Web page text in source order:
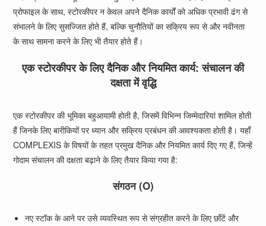
प्रोफाइल के साथ, स्टोरकीपर न केवल अपने दैनिक कार्यों को अधिक प्रभावी ढंग से
संभालने के लिए सुसज्जित होते हैं, बल्कि चुनौतियों का सक्रिय रूप से और नवीनता
के साथ सामना करने के लिए भी तैयार होते हैं।
एक स्टोरकीपर के लिए दैनिक और नियमित कार्य: संचालन की
दक्षता में वृद्धि
एक स्टोरकीपर की भूमिका बहुआयामी होती है, जिसमें विभिन्न जिम्मेदारियां शामिल होती
हैं जिनके लिए बारीकियों पर ध्यान और सक्रिय प्रबंधन की आवश्यकता होती है। यहाँ
COMPLEXIS के विषयों के तहत प्रमुख दैनिक और नियमित कार्य दिए गए हैं, जिन्हें
गोदाम संचालन की दक्षता बढ़ाने के लिए तैयार किया गया है:
संगठन (O)
नए स्टॉक के आने पर उसे व्यवस्थित रूप से संग्रहीत करने के लिए छाँटें और